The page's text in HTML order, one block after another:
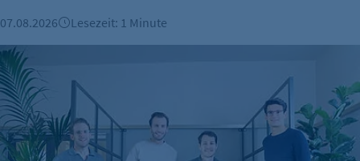
07.08.2026 Lesezeit: 1 Minute
Berliner Fintech Moss erreicht Milliardenbewertung